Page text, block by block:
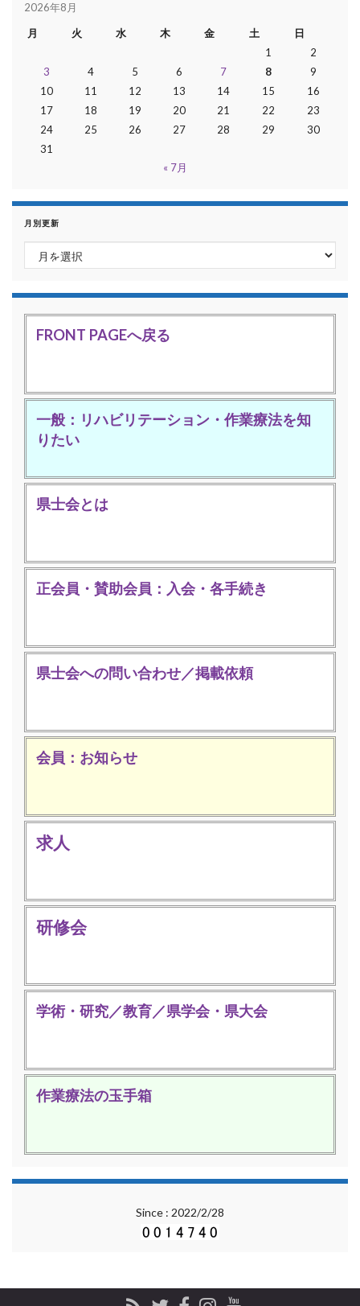
2026年8月
月
火 水 木 金 土
日
1
2
3
4 5 6 7 8
9
10
11 12 13 14 15
16
17
18 19 20 21 22
23
24
25 26 27 28 29
30
31
« 7月
月別更新
月別更新
FRONT PAGEへ戻る
一般：リハビリテーション・作業療法を知
りたい
県士会とは
正会員・賛助会員：入会・各手続き
県士会への問い合わせ／掲載依頼
会員：お知らせ
求人
研修会
学術・研究／教育／県学会・県大会
作業療法の玉手箱
Since : 2022/2/28